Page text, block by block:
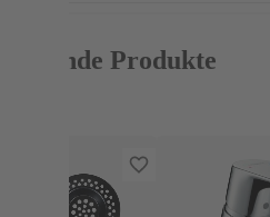
Passende Produkte